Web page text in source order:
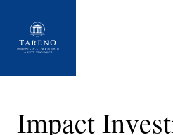
Startseite
Impact